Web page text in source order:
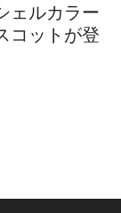
ェルカラー
コットが登